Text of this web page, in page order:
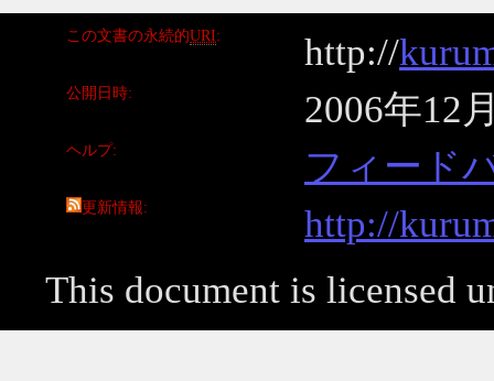
この文書の永続的URI http://
公開日時 2006年12
ヘルプ フィード
更新情報
http://
This document is licensed